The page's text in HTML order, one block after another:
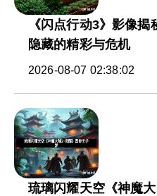
《闪点行动3》影像
隐藏的精彩与危机
2026-08-07 02:38:02
琉璃闪耀天空《神魔